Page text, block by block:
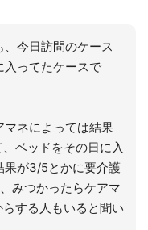
今日訪問のケース
入ってたケースで
マネによっては結果
ベッドをその日に入
果が3/5とかに要介護
みつかったらケアマ
する人もいると聞い